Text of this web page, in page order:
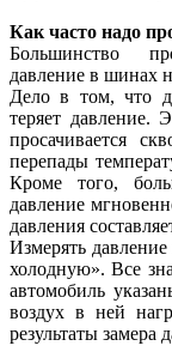
Как часто надо
Большинство
давление в шинах
Дело в том, что
теряет давление.
просачивается
перепады
Кроме того,
давление
давления
Измерять
холодную». Все
автомобиль
воздух в ней
результаты